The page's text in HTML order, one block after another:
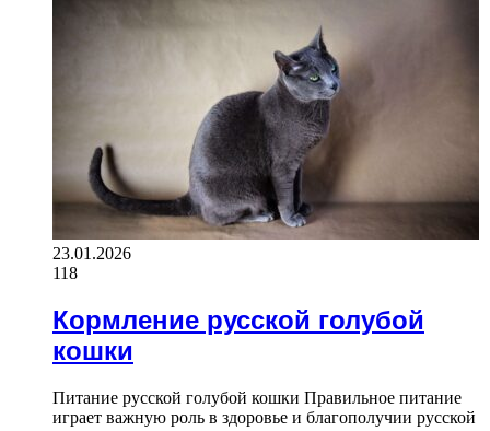
23.01.2026
118
Кормление русской голубой
кошки
Питание русской голубой кошки Правильное питание
играет важную роль в здоровье и благополучии русской